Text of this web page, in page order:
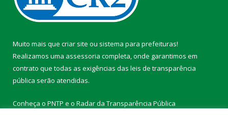
Muito mais que criar site ou sistema para prefeituras!
Realizamos uma assessoria completa, onde garantimos em
contrato que todas as exigências das leis de transparência
pública serão atendidas.
Conheça o PNTP e o Radar da Transparência Pública